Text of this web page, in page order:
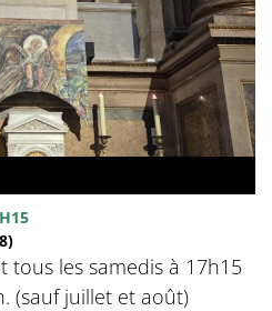
tous les samedis à 17h15
(sauf juillet et août)